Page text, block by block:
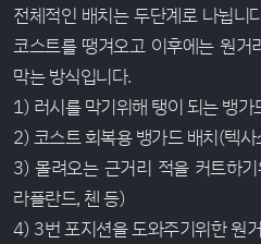
전체적인 배치는 두단계로 나뉩니
코스트를 땡겨오고 이후에는 원
막는 방식입니다.
1) 러시를 막기위해 탱이 되는 뱅
2) 코스트 회복용 뱅가드 배치(텍사
3) 몰려오는 근거리 적을 커트하
라플란드, 첸 등)
4) 3번 포지션을 도와주기위한 원